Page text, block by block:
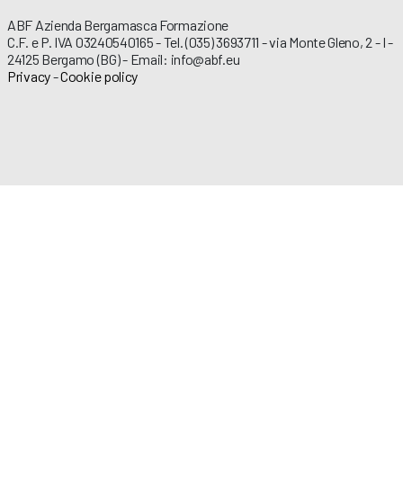
ABF Azienda Bergamasca Formazione
C.F. e P. IVA 03240540165 - Tel. (035) 3693711 - via Monte Gleno, 2 - I -
24125 Bergamo (BG) - Email: info@abf.eu
Privacy-Cookie policy